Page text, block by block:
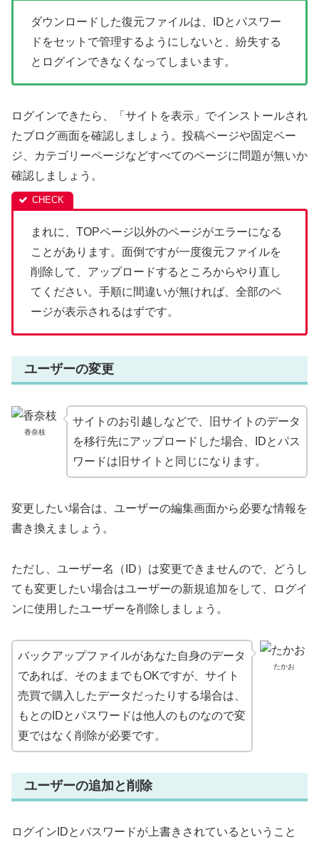
ダウンロードした復元ファイルは、IDとパスワー
ドをセットで管理するようにしないと、紛失する
とログインできなくなってしまいます。
ログインできたら、「サイトを表示」でインストールされ
たブログ画面を確認しましょう。投稿ページや固定ペー
ジ、カテゴリーページなどすべてのページに問題が無いか
確認しましょう。
まれに、TOPページ以外のページがエラーになる
ことがあります。面倒ですが一度復元ファイルを
削除して、アップロードするところからやり直し
てください。手順に間違いが無ければ、全部のペ
ージが表示されるはずです。
ユーザーの変更
香奈枝
サイトのお引越しなどで、旧サイトのデータ
を移行先にアップロードした場合、IDとパス
ワードは旧サイトと同じになります。
変更したい場合は、ユーザーの編集画面から必要な情報を
書き換えましょう。
ただし、ユーザー名（ID）は変更できませんので、どうし
ても変更したい場合はユーザーの新規追加をして、ログイ
ンに使用したユーザーを削除しましょう。
たかお
バックアップファイルがあなた自身のデータ
であれば、そのままでもOKですが、サイト
売買で購入したデータだったりする場合は、
もとのIDとパスワードは他人のものなので変
更ではなく削除が必要です。
ユーザーの追加と削除
ログインIDとパスワードが上書きされているということ